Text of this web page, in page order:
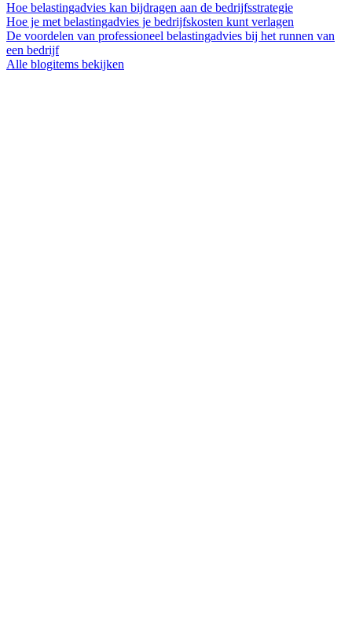
Hoe belastingadvies kan bijdragen aan de bedrijfsstrategie
Hoe je met belastingadvies je bedrijfskosten kunt verlagen
De voordelen van professioneel belastingadvies bij het runnen van
een bedrijf
Alle blogitems bekijken